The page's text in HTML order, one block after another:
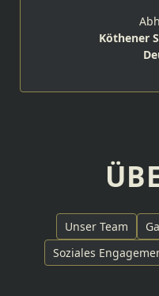
Köthener
Unser Team
Soziales